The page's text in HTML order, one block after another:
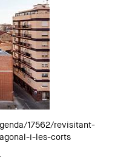
17562/revisitant-
i-les-corts